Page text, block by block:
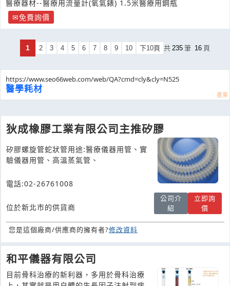
醫療器材--醫療用流量計(氧氣錶) 1.5米醫療用鋼瓶
免費詢價
1 2 3 4 5 6 7 8 9 10 下10頁 共 235 筆 16 頁
https://www.seo66web.com/web/QA?cmd=cly&cly=N525
醫學耗材
狄成橡膠工業有限公司主推矽膠
矽膠螺旋管蛇狀管用途:醫療儀器用管、實
驗儀器用管、高溫蒸氣管、
電話:02-26761008
位於新北市的供貨商
公司介
紹
立即詢
價
您是這個廠商/供應商的擁有者?修改資料
和平儀器有限公司
目前骨科治療的新利器，多用於骨科治療